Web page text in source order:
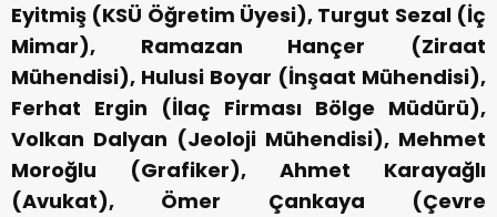
Eyitmiş (KSÜ Öğretim Üyesi), Turgut Sezal (İç
Mimar), Ramazan Hançer (Ziraat
Mühendisi), Hulusi Boyar (İnşaat Mühendisi),
Ferhat Ergin (İlaç Firması Bölge Müdürü),
Volkan Dalyan (Jeoloji Mühendisi), Mehmet
Moroğlu (Grafiker), Ahmet Karayağlı
(Avukat), Ömer Çankaya (Çevre